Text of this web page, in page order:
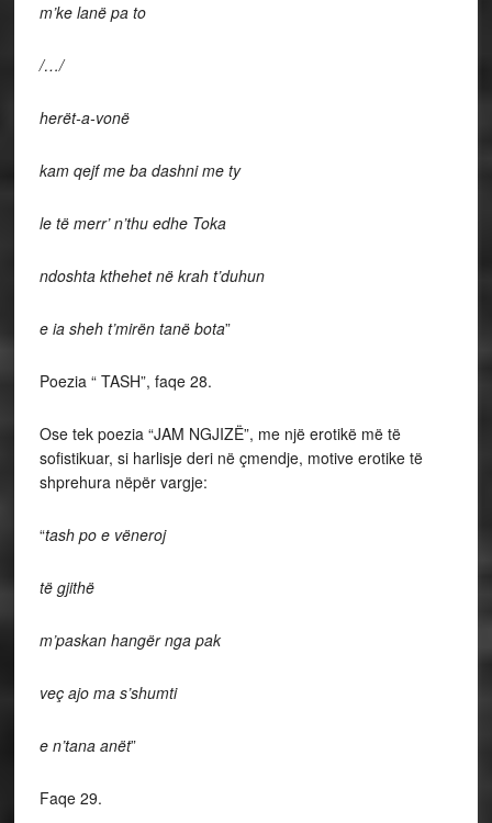
m’ke lanë pa to
/…/
herët-a-vonë
kam qejf me ba dashni me ty
le të merr’ n’thu edhe Toka
ndoshta kthehet në krah t’duhun
e ia sheh t’mirën tanë bota”
Poezia “ TASH”, faqe 28.
Ose tek poezia “JAM NGJIZË”, me një erotikë më të
sofistikuar, si harlisje deri në çmendje, motive erotike të
shprehura nëpër vargje:
“tash po e vëneroj
të gjithë
m’paskan hangër nga pak
veç ajo ma s’shumti
e n’tana anët”
Faqe 29.